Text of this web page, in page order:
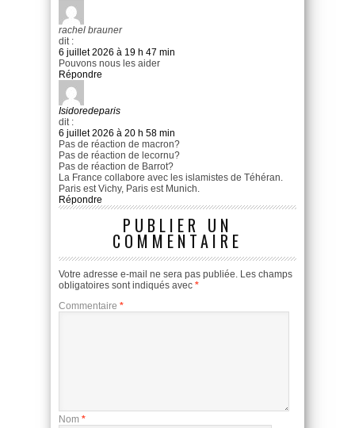
rachel brauner
dit :
6 juillet 2026 à 19 h 47 min
Pouvons nous les aider
Répondre
Isidoredeparis
dit :
6 juillet 2026 à 20 h 58 min
Pas de réaction de macron?
Pas de réaction de lecornu?
Pas de réaction de Barrot?
La France collabore avec les islamistes de Téhéran.
Paris est Vichy, Paris est Munich.
Répondre
PUBLIER UN
COMMENTAIRE
Votre adresse e-mail ne sera pas publiée. Les champs
obligatoires sont indiqués avec *
Commentaire *
Nom *